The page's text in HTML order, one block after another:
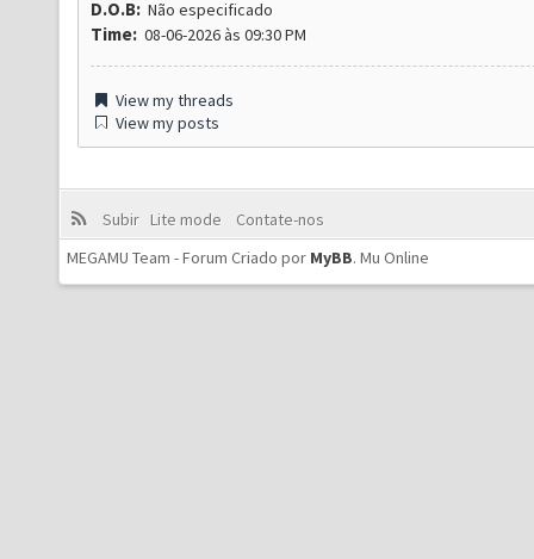
D.O.B: Não especificado
Time: 08-06-2026 às 09:30 PM
View my threads
View my posts
Subir Lite mode
Contate-nos
MEGAMU Team - Forum Criado por MyBB. Mu Online